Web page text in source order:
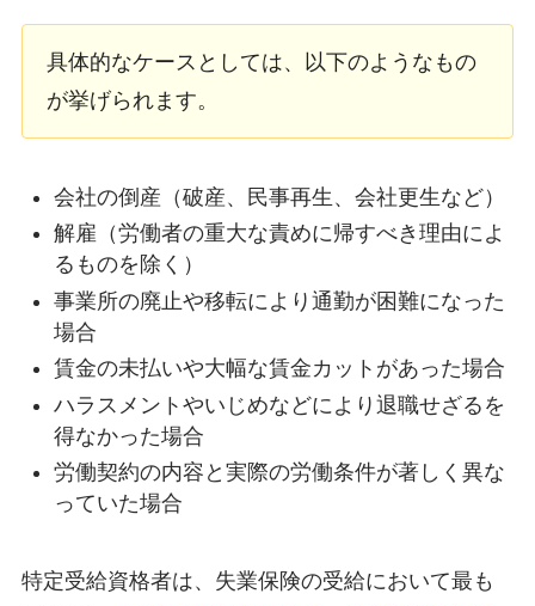
具体的なケースとしては、以下のようなもの
が挙げられます。
会社の倒産（破産、民事再生、会社更生など）
解雇（労働者の重大な責めに帰すべき理由によ
るものを除く）
事業所の廃止や移転により通勤が困難になった
場合
賃金の未払いや大幅な賃金カットがあった場合
ハラスメントやいじめなどにより退職せざるを
得なかった場合
労働契約の内容と実際の労働条件が著しく異な
っていた場合
特定受給資格者は、失業保険の受給において最も